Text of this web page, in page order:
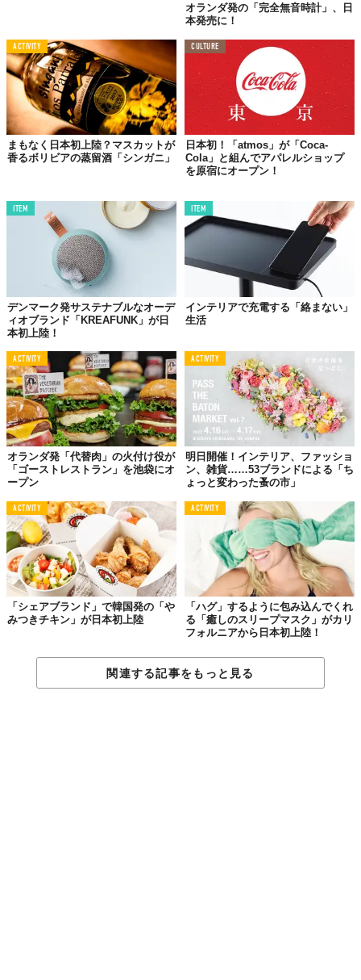
オランダ発の「完全無音時計」、日
本発売に！
ACTIVITY
まもなく日本初上陸？マスカットが
香るボリビアの蒸留酒「シンガニ」
CULTURE
日本初！「atmos」が「Coca-
Cola」と組んでアパレルショップ
を原宿にオープン！
ITEM
デンマーク発サステナブルなオーデ
ィオブランド「KREAFUNK」が日
本初上陸！
ITEM
インテリアで充電する「絡まない」
生活
ACTIVITY
オランダ発「代替肉」の火付け役が
「ゴーストレストラン」を池袋にオ
ープン
ACTIVITY
明日開催！インテリア、ファッショ
ン、雑貨……53ブランドによる「ち
ょっと変わった蚤の市」
ACTIVITY
「シェアブランド」で韓国発の「や
みつきチキン」が日本初上陸
ACTIVITY
「ハグ」するように包み込んでくれ
る「癒しのスリープマスク」がカリ
フォルニアから日本初上陸！
関連する記事をもっと見る